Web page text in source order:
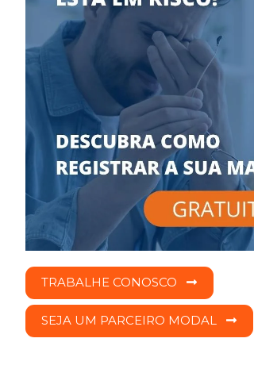
TRABALHE CONOSCO
SEJA UM PARCEIRO MODAL